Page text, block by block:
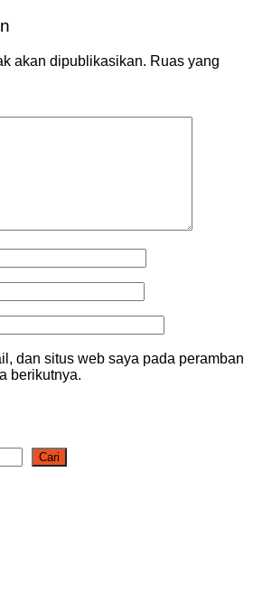
akan dipublikasikan. Ruas yang
dan situs web saya pada peramban
berikutnya.
Cari